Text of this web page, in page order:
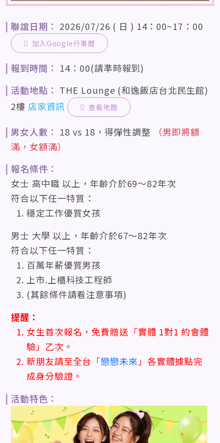
聯誼日期： 2026/07/26 ( 日 ) 14：00~17：00
加入Google行事曆
報到時間： 14：00(請準時報到)
活動地點： THE Lounge (和逸飯店台北民生館)
2樓 店家資訊 查看地圖
男女人數： 18 vs 18，得彈性調整
（男即將額
滿，女額滿）
報名條件：
女士 高中職 以上，年齡介於69〜82年次
符合以下任一特質：
穩定工作優質女孩
男士 大學 以上，年齡介於67〜82年次
符合以下任一特質：
百萬年薪優質男孩
上市.上櫃科技工程師
(其餘條件請看注意事項)
提醒：
女生首次報名，免費贈送「實體 1對1 約會體
驗」乙次。
新朋友請至全台「戀戀未來 」各實體據點完
成身分驗證。
活動特色：